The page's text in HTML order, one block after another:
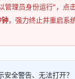
管理员身份运行"，点
，强力终止并重启系
全警告、无法打开？